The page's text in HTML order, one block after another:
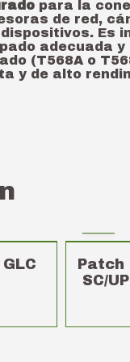
para la
de red,
Es
adecuada y
(T568A o
y de alto
Patch
SC/